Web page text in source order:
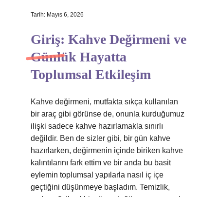
Tarih: Mayıs 6, 2026
Giriş: Kahve Değirmeni ve
Günlük Hayatta
Toplumsal Etkileşim
Kahve değirmeni, mutfakta sıkça kullanılan
bir araç gibi görünse de, onunla kurduğumuz
ilişki sadece kahve hazırlamakla sınırlı
değildir. Ben de sizler gibi, bir gün kahve
hazırlarken, değirmenin içinde biriken kahve
kalıntılarını fark ettim ve bir anda bu basit
eylemin toplumsal yapılarla nasıl iç içe
geçtiğini düşünmeye başladım. Temizlik,